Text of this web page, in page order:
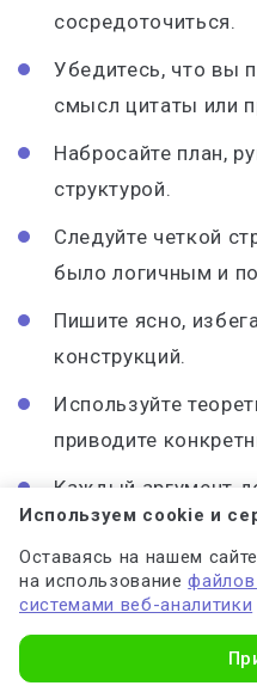
сосредоточиться.
Убедитесь, что вы
смысл цитаты или
Набросайте план,
структурой.
Следуйте четкой
было логичным и
Пишите ясно,
конструкций.
Используйте
приводите
Каждый аргумент
теоретическим
примером.
Пишите грамотно,
Используем cookie и
Оставаясь на нашем
на использование
системами веб-аналитики